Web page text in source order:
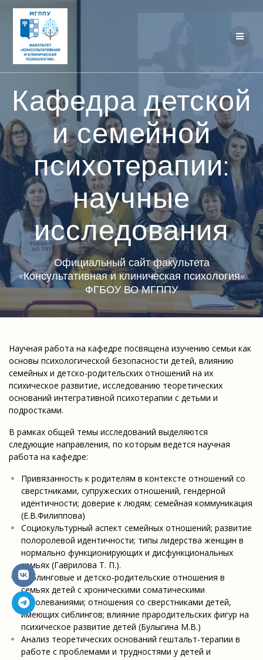
Кафедра детской
и семейной
психотерапии:
научные
исследования
Официальный сайт факультета
«Консультативная и клиническая психология»
ФГБОУ ВО МГППУ
Научная работа на кафедре посвящена изучению семьи как
основы психологической безопасности детей, влиянию
семейных и детско-родительских отношений на их
психическое развитие, исследованию теоретических
оснований интегративной психотерапии с детьми и
подростками.
В рамках общей темы исследований выделяются
следующие направления, по которым ведется научная
работа на кафедре:
Привязанность к родителям в контексте отношений со
сверстниками, супружеских отношений, гендерной
идентичности; доверие к людям; семейная коммуникация
(Е.В.Филиппова)
Социокультурный аспект семейных отношений; развитие
полоролевой идентичности; типы лидерства женщин в
нормально функционирующих и дисфункциональных
семьях (Гаврилова Т. П.).
Сиблинговые и детско-родительские отношения в
семьях детей с хроническими соматическими
заболеваниями; отношения со сверстниками детей,
имеющих сиблингов; влияние прародительских фигур на
психическое развитие детей (Булыгина М.В.)
Анализ теоретических оснований гештальт-терапии в
работе с проблемами и трудностями у детей и